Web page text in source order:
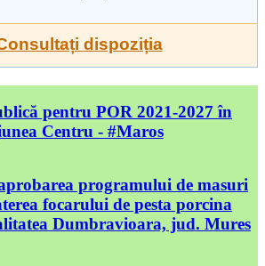
dispoziția
pentru POR 2021-2027 în
Centru - #Maros
programului de masuri
focarului de pesta porcina
Dumbravioara, jud. Mures